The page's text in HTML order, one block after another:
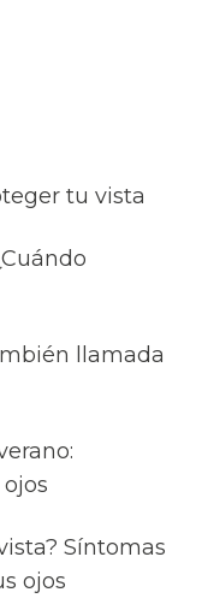
tu vista
llamada
Síntomas
ojos